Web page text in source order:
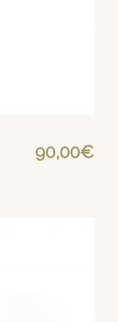
90,00€